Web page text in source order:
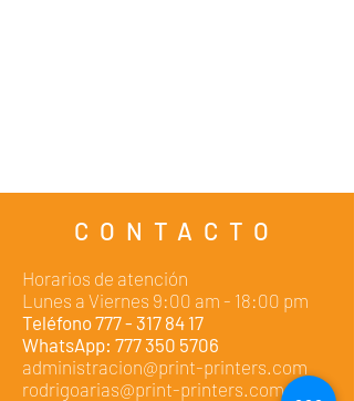
CONTACTO
Horarios de atención
Lunes a Viernes 9:00 am - 18:00 pm
Teléfono777 - 317 84 17
WhatsApp: 777 350 5706
administracion@print-printers.com
rodrigoarias@print-printers.com